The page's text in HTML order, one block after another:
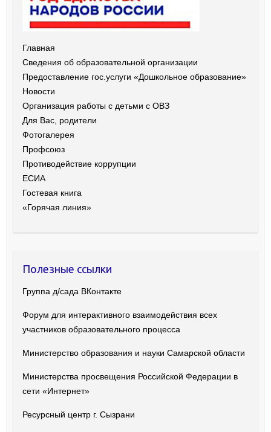
Главная
Сведения об образовательной организации
Предоставление гос.услуги «Дошкольное образование»
Новости
Организация работы с детьми с ОВЗ
Для Вас, родители
Фотогалерея
Профсоюз
Противодействие коррупции
ЕСИА
Гостевая книга
«Горячая линия»
Полезные ссылки
Группа д/сада ВКонтакте
Форум для интерактивного взаимодействия всех
участников образовательного процесса
Министерство образования и науки Самарской области
Министерства просвещения Российской Федерации в
сети «Интернет»
Ресурсный центр г. Сызрани